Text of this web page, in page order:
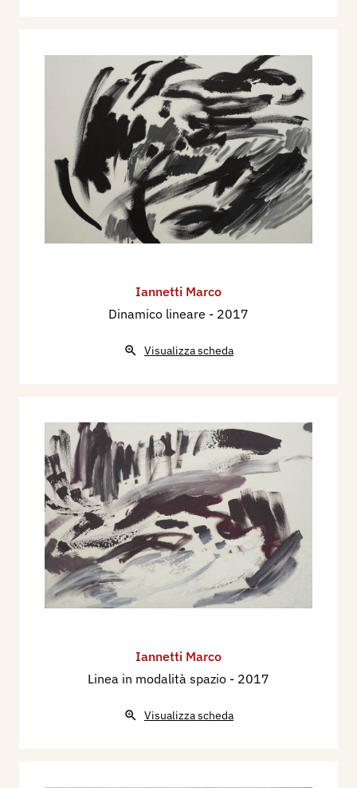
Iannetti Marco
Dinamico lineare - 2017
Visualizza scheda
Iannetti Marco
Linea in modalità spazio - 2017
Visualizza scheda